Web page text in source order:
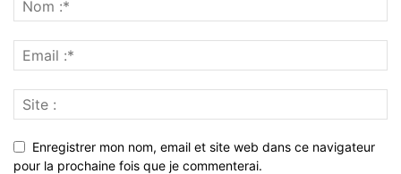
Enregistrer mon nom, email et site web dans ce navigateur
pour la prochaine fois que je commenterai.